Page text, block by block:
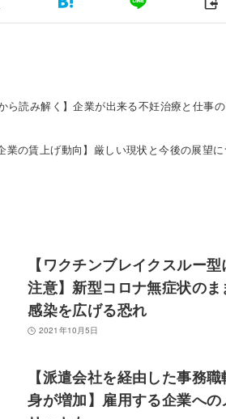
ら読み解く】企業が出来る不妊治療と仕事
業の賃上げ動向】厳しい現状と今後の展望
【ワクチンブレイクスルー型
注意】新型コロナ無症状のま
感染を広げる恐れ
2021年10月5日
【派遣会社を経由した事務職
身が増加】雇用する企業への